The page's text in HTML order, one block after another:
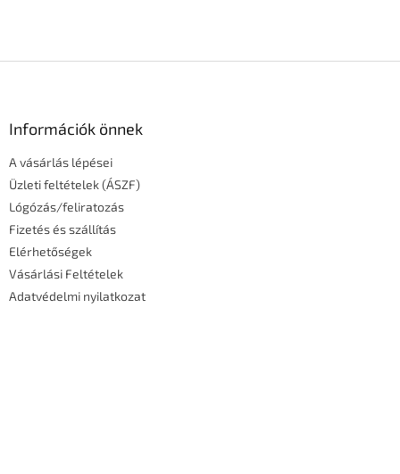
Információk önnek
A vásárlás lépései
Üzleti feltételek (ÁSZF)
Lógózás/feliratozás
Fizetés és szállítás
Elérhetőségek
Vásárlási Feltételek
Adatvédelmi nyilatkozat